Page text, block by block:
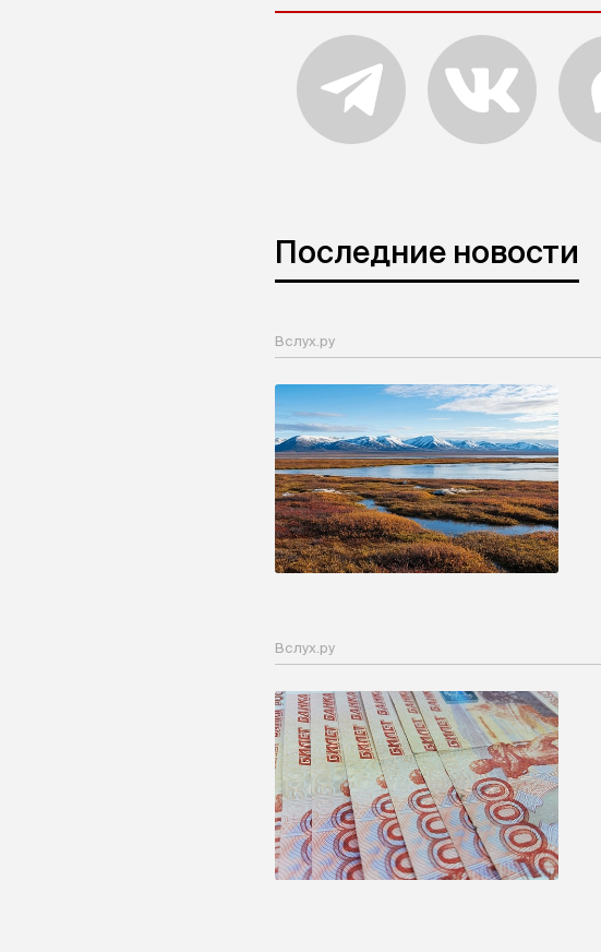
Последние новости
Вслух.ру
Вслух.ру